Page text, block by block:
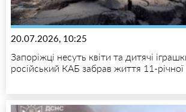
20.07.2026, 10:25
Запоріжці несуть квіти та дитячі
російський КАБ забрав життя 11-